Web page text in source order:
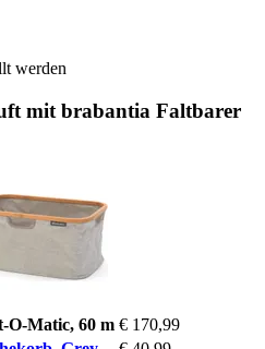
werden
mit brabantia Faltbarer
O-Matic, 60 m € 170,99